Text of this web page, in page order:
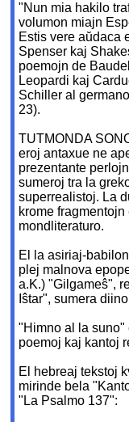
"Nun mia hakilo
volumon miajn
Estis vere aŭdaca
Spenser kaj
poemojn de
Leopardi kaj
Schiller al
23).
TUTMONDA
eroj antaxue ne
prezentante
sumeroj tra la
superrealistoj. La
krome
mondliteraturo.
El la asiriaj-
plej malnova
a.K.) "Gilgameŝ",
Iŝtar", sumera
"Himno al la suno"
poemoj kaj kantoj
El hebreaj tekstoj
mirinde bela
"La Psalmo 137":